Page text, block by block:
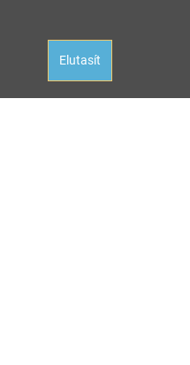
Elutasít